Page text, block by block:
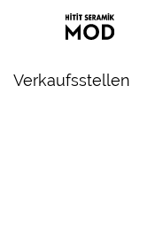
Verkaufsstellen